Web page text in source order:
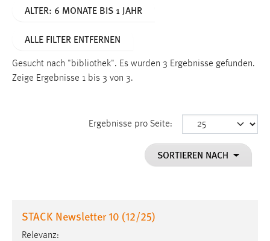
ALTER: 6 MONATE BIS 1 JAHR
ALLE FILTER ENTFERNEN
Gesucht nach "bibliothek". Es wurden 3 Ergebnisse gefunden.
Zeige Ergebnisse 1 bis 3 von 3.
Ergebnisse pro Seite:
SORTIEREN NACH
STACK Newsletter 10 (12/25)
Relevanz:
Funktionen und sind für die einwandfreie Funktion der
Name:
Dieser Cookie speichert die ausgewählten Einverständnis-
Performance
Name: